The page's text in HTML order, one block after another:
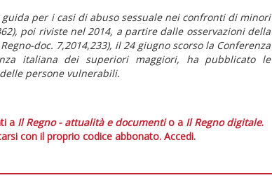
guida per i casi di abuso sessuale nei confronti di minori
poi riviste nel 2014, a partire dalle osservazioni della
Regno-doc. 7,2014,233), il 24 giugno scorso la Conferenza
italiana dei superiori maggiori, ha pubblicato le
persone vulnerabili.
a Il Regno - attualità e documentio a Il Regno digitale.
con il proprio codice abbonato. Accedi.